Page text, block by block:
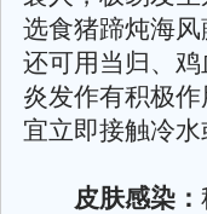
选食猪蹄炖海
还可用当归、
炎发作有积极
宜立即接触冷水
皮肤感染：